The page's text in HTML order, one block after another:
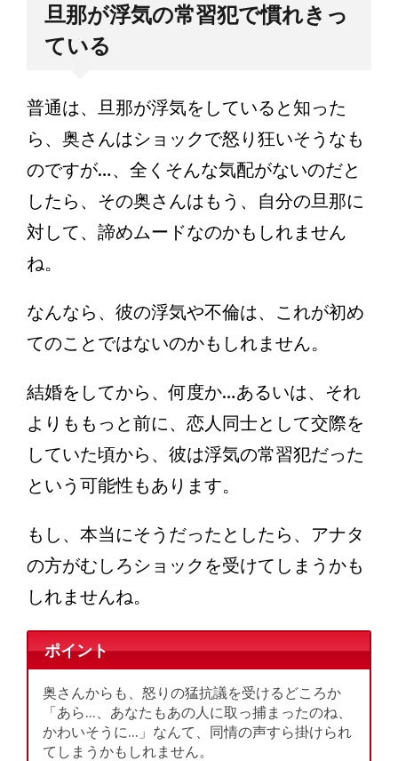
旦那が浮気の常習犯で慣れきっ
ている
普通は、旦那が浮気をしていると知った
ら、奥さんはショックで怒り狂いそうなも
のですが…、全くそんな気配がないのだと
したら、その奥さんはもう、自分の旦那に
対して、諦めムードなのかもしれません
ね。
なんなら、彼の浮気や不倫は、これが初め
てのことではないのかもしれません。
結婚をしてから、何度か…あるいは、それ
よりももっと前に、恋人同士として交際を
していた頃から、彼は浮気の常習犯だった
という可能性もあります。
もし、本当にそうだったとしたら、アナタ
の方がむしろショックを受けてしまうかも
しれませんね。
ポイント
奥さんからも、怒りの猛抗議を受けるどころか
「あら…、あなたもあの人に取っ捕まったのね、
かわいそうに…」なんて、同情の声すら掛けられ
てしまうかもしれません。